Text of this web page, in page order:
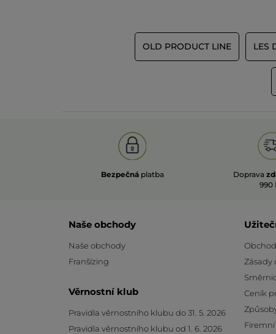
OLD PRODUCT LINE LES
Bezpečná platba Doprava
990
Naše obchody
Naše obchody
Franšízing
Věrnostní klub
Pravidla věrnostního klubu do 31. 5. 2026
Pravidla věrnostního klubu od 1. 6. 2026
Zásady
Ceník